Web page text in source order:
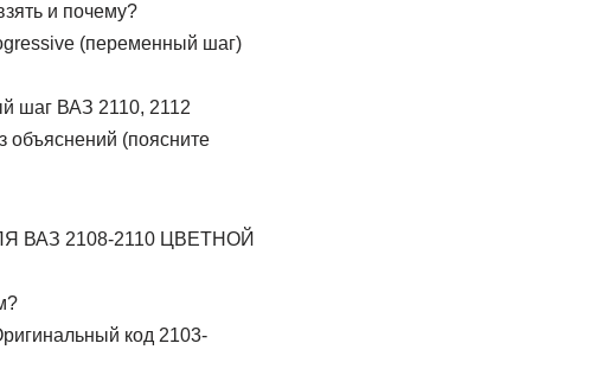
и почему?
(переменный шаг)
шаг ВАЗ 2110, 2112
объяснений (поясните
ВАЗ 2108-2110 ЦВЕТНОЙ
код 2103-